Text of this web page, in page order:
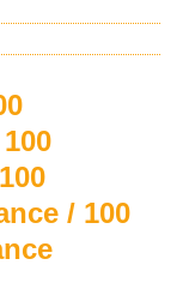
/ 100